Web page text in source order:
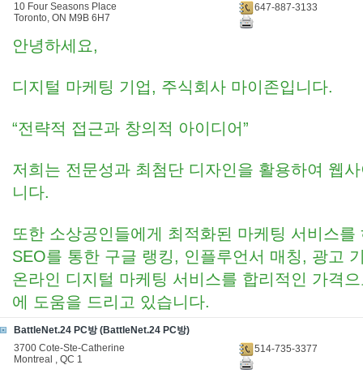
10 Four Seasons Place
Toronto, ON M9B 6H7
647-887-3133
안녕하세요,
디지털 마케팅 기업, 주식회사 마이존입니다.
“전략적 접근과 창의적 아이디어”
저희는 전문성과 최첨단 디자인을 활용하여 웹
니다.
또한 소상공인들에게 최적화된 마케팅 서비스
SEO를 통한 구글 랭킹, 인플루언서 매칭, 광고
온라인 디지털 마케팅 서비스를 합리적인 가격
에 도움을 드리고 있습니다.
BattleNet.24 PC방 (BattleNet.24 PC방)
3700 Cote-Ste-Catherine
Montreal , QC 1
514-735-3377